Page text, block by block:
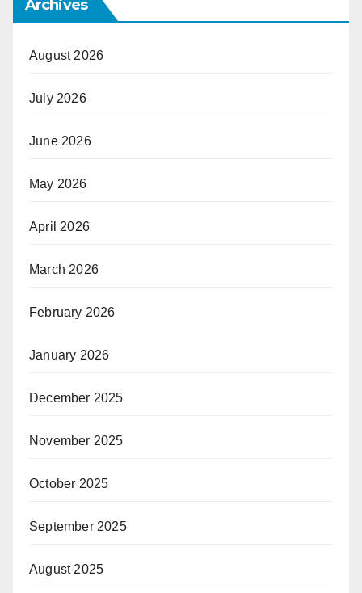
Archives
August 2026
July 2026
June 2026
May 2026
April 2026
March 2026
February 2026
January 2026
December 2025
November 2025
October 2025
September 2025
August 2025